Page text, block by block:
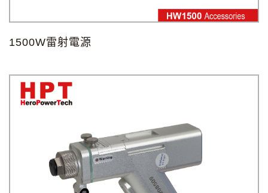
1500W雷射電源